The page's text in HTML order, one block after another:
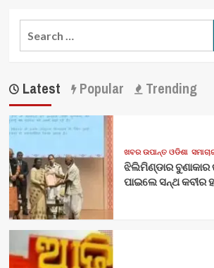
Latest Popular Trending
ଖବର ଉପାନ୍ତ ଓଡିଶା
ଝିଲିମିଣ୍ଡାର ବୁଣାକାର
ପାଇଲେ ସନ୍ଥ କବୀର